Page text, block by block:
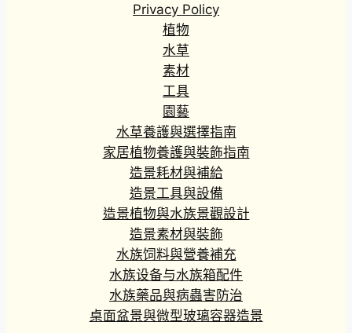
Privacy Policy
植物
水草
素材
工具
園藝
水草養護與選擇指南
家居植物養護與裝飾指南
造景耗材與補給
造景工具與設備
造景植物與水族景觀設計
造景素材與裝飾
水族饲料與營養補充
水族设备与水族箱配件
水族藥品與病蟲害防治
桌面盆景與微型玻璃容器造景